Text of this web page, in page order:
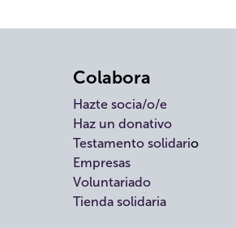
Colabora
Hazte socia/o/e
Haz un donativo
Testamento solidario
Empresas
Voluntariado
Tienda solidaria